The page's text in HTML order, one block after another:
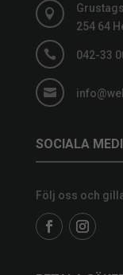

254 64
 042-33

SOCIALA
Följ oss och